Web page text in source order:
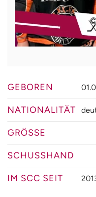
GEBOREN
NATIONALITÄT
GRÖSSE
SCHUSSHAND
IM SCC SEIT